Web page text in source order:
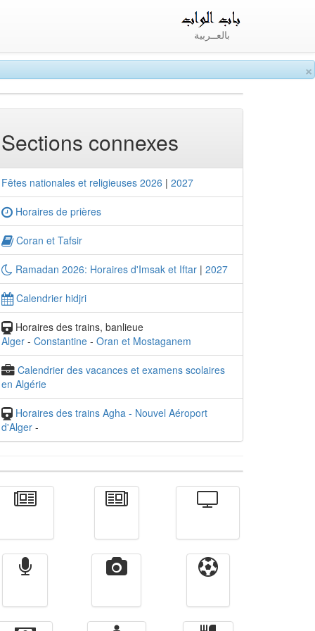
×
بالعــربية
Sections connexes
Fêtes nationales et religieuses 2026 | 2027
Horaires de prières
Coran et Tafsir
Ramadan 2026: Horaires d'Imsak et Iftar | 2027
Calendrier hidjri
Horaires des trains, banlieue
Alger - Constantine - Oran et Mostaganem
Calendrier des vacances et examens scolaires
en Algérie
Horaires des trains Agha - Nouvel Aéroport
d'Alger -